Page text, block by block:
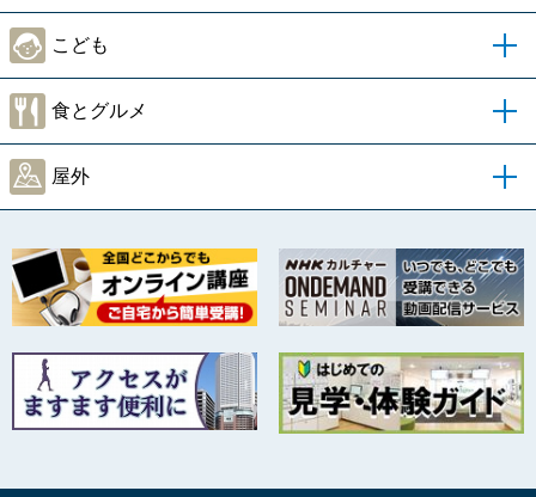
こども
食とグルメ
屋外